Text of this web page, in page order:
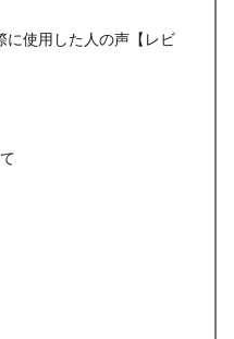
使用した人の声【レビ